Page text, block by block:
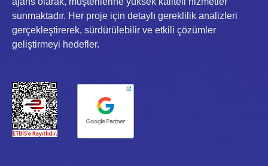
sunmaktadır. Her proje için detaylı gereklilik analizleri
gerçekleştirerek, sürdürülebilir ve etkili çözümler
geliştirmeyi hedefler.